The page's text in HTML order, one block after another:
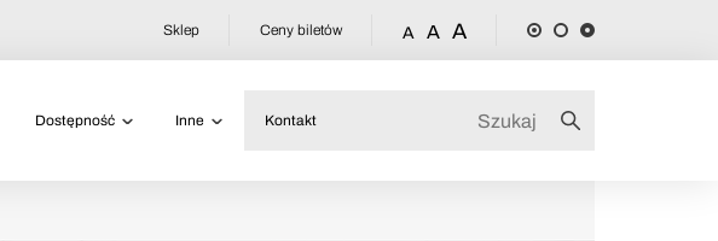
Sklep Ceny biletów A A A
Dostępność Inne Kontakt